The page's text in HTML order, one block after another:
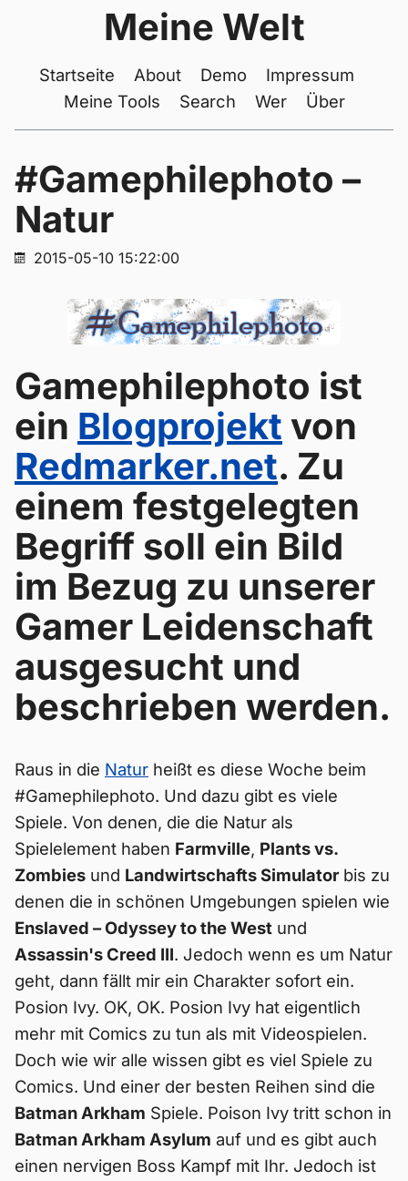
Meine Welt
Startseite About Demo
Impressum
Meine Tools
Search Wer Über
#Gamephilephoto –
Natur
2015-05-10 15:22:00
Gamephilephoto ist
ein Blogprojekt von
Redmarker.net. Zu
einem festgelegten
Begriff soll ein Bild
im Bezug zu unserer
Gamer Leidenschaft
ausgesucht und
beschrieben werden.
Raus in die Natur heißt es diese Woche beim
#Gamephilephoto. Und dazu gibt es viele
Spiele. Von denen, die die Natur als
Spielelement haben Farmville, Plants vs.
Zombies und Landwirtschafts Simulatorbis zu
denen die in schönen Umgebungen spielen wie
Enslaved – Odyssey to the West und
Assassin's Creed III. Jedoch wenn es um Natur
geht, dann fällt mir ein Charakter sofort ein.
Posion Ivy. OK, OK. Posion Ivy hat eigentlich
mehr mit Comics zu tun als mit Videospielen.
Doch wie wir alle wissen gibt es viel Spiele zu
Comics. Und einer der besten Reihen sind die
Batman Arkham Spiele. Poison Ivy tritt schon in
Batman Arkham Asylum auf und es gibt auch
einen nervigen Boss Kampf mit Ihr. Jedoch ist